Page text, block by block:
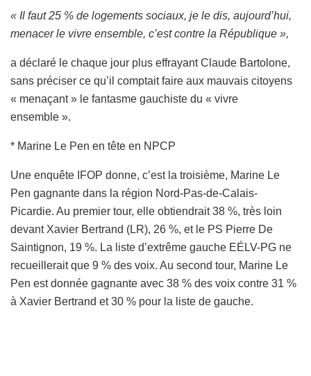
« Il faut 25 % de logements sociaux, je le dis, aujourd’hui,
menacer le vivre ensemble, c’est contre la République »,
a déclaré le chaque jour plus effrayant Claude Bartolone,
sans préciser ce qu’il comptait faire aux mauvais citoyens
« menaçant » le fantasme gauchiste du « vivre
ensemble ».
* Marine Le Pen en tête en NPCP
Une enquête IFOP donne, c’est la troisième, Marine Le
Pen gagnante dans la région Nord-Pas-de-Calais-
Picardie. Au premier tour, elle obtiendrait 38 %, très loin
devant Xavier Bertrand (LR), 26 %, et le PS Pierre De
Saintignon, 19 %. La liste d’extrême gauche EÉLV-PG ne
recueillerait que 9 % des voix. Au second tour, Marine Le
Pen est donnée gagnante avec 38 % des voix contre 31 %
à Xavier Bertrand et 30 % pour la liste de gauche.